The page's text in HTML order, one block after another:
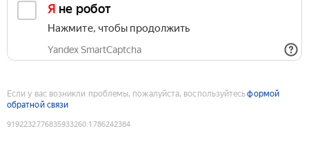
Я не робот
Нажмите, чтобы продолжить
Yandex SmartCaptcha
Если у вас возникли проблемы, пожалуйста, воспользуйтесьформой
обратной связи
9192232776835933260:1786242384